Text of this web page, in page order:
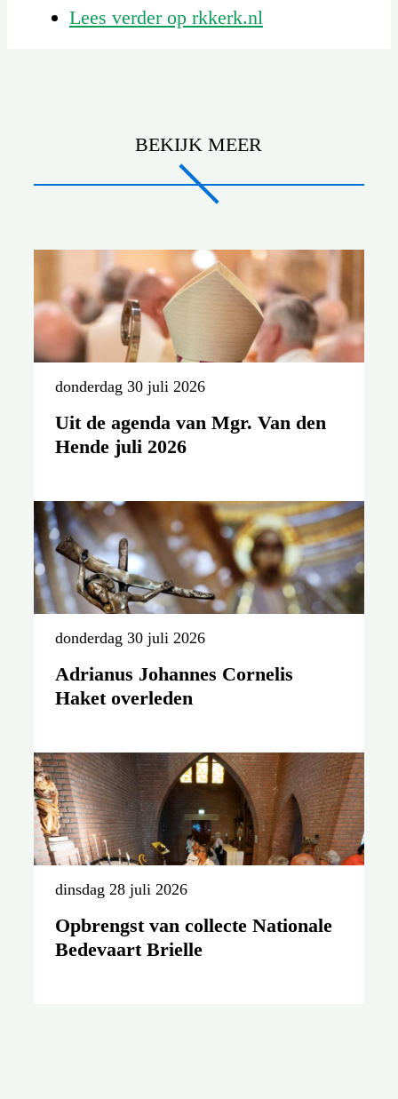
Lees verder op rkkerk.nl
BEKIJK MEER
donderdag 30 juli 2026
Uit de agenda van Mgr. Van den
Hende juli 2026
donderdag 30 juli 2026
Adrianus Johannes Cornelis
Haket overleden
dinsdag 28 juli 2026
Opbrengst van collecte Nationale
Bedevaart Brielle